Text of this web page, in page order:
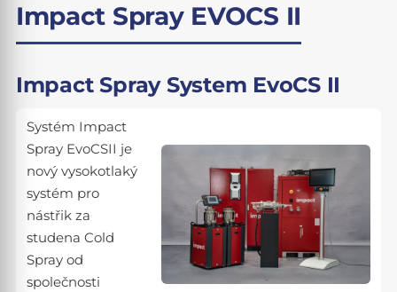
Impact Spray EVOCS II
Impact Spray System EvoCS II
Systém Impact
Spray EvoCSII je
nový vysokotlaký
systém pro
nástřik za
studena Cold
Spray od
společnosti